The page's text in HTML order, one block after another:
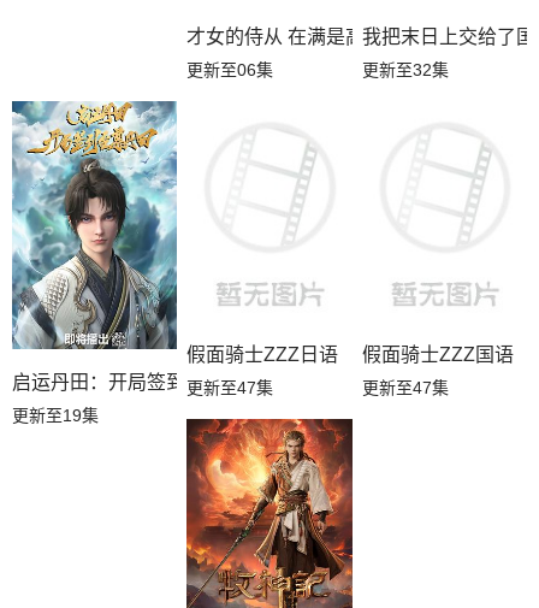
才女的侍从 在满是高岭之花的贵族学校
更新至06集
我把末日上交给了国
更新至32集
启运丹田：开局签到至尊丹田
更新至19集
假面骑士ZZZ日语
更新至47集
假面骑士ZZZ国语
更新至47集